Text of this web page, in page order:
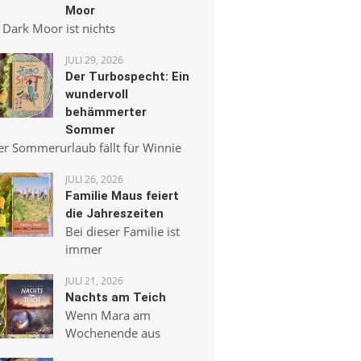
Moor
Dark Moor ist nichts
JULI 29, 2026
Der Turbospecht: Ein
wundervoll
behämmerter
Sommer
Sommerurlaub fällt für Winnie
JULI 26, 2026
Familie Maus feiert
die Jahreszeiten
Bei dieser Familie ist
immer
JULI 21, 2026
Nachts am Teich
Wenn Mara am
Wochenende aus